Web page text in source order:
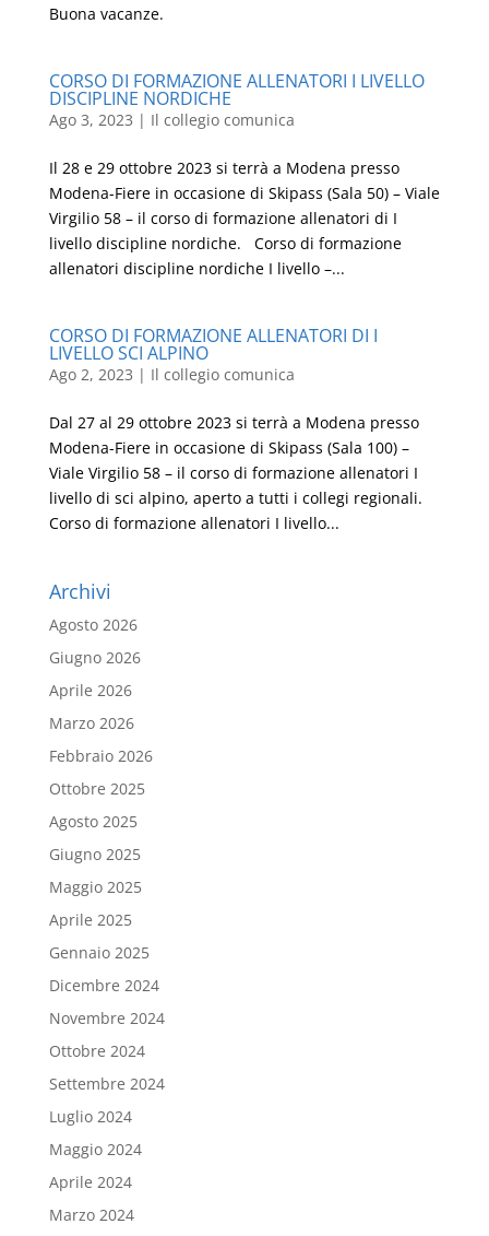
Buona vacanze.
CORSO DI FORMAZIONE ALLENATORI I LIVELLO
DISCIPLINE NORDICHE
Ago 3, 2023 | Il collegio comunica
Il 28 e 29 ottobre 2023 si terrà a Modena presso
Modena-Fiere in occasione di Skipass (Sala 50) – Viale
Virgilio 58 – il corso di formazione allenatori di I
livello discipline nordiche. Corso di formazione
allenatori discipline nordiche I livello –...
CORSO DI FORMAZIONE ALLENATORI DI I
LIVELLO SCI ALPINO
Ago 2, 2023 | Il collegio comunica
Dal 27 al 29 ottobre 2023 si terrà a Modena presso
Modena-Fiere in occasione di Skipass (Sala 100) –
Viale Virgilio 58 – il corso di formazione allenatori I
livello di sci alpino, aperto a tutti i collegi regionali.
Corso di formazione allenatori I livello...
Archivi
Agosto 2026
Giugno 2026
Aprile 2026
Marzo 2026
Febbraio 2026
Ottobre 2025
Agosto 2025
Giugno 2025
Maggio 2025
Aprile 2025
Gennaio 2025
Dicembre 2024
Novembre 2024
Ottobre 2024
Settembre 2024
Luglio 2024
Maggio 2024
Aprile 2024
Marzo 2024